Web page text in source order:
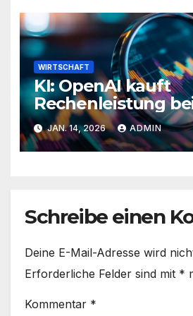
WIRTSCHAFT
KI: OpenAI kauft
Rechenleistung
Rivalen Cerebras
JAN. 14, 2026 ADMIN
Schreibe einen
Deine E-Mail-Adresse wird
Erforderliche Felder sind mit *
Kommentar *